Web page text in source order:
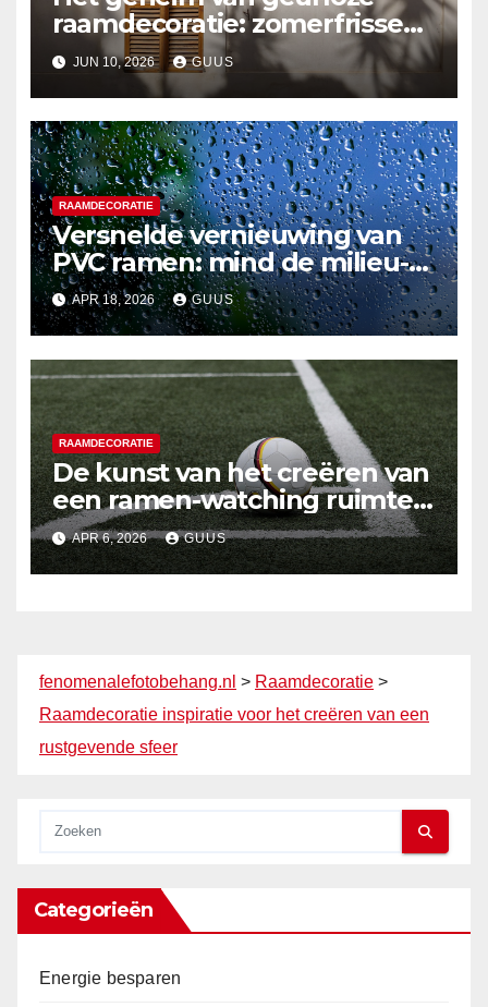
raamdecoratie: zomerfrisse
oplossingen
JUN 10, 2026 GUUS
RAAMDECORATIE
Versnelde vernieuwing van
PVC ramen: mind de milieu-
en stilletips
APR 18, 2026 GUUS
RAAMDECORATIE
De kunst van het creëren van
een ramen-watching ruimte:
een nieuwe trend
APR 6, 2026 GUUS
fenomenalefotobehang.nl > Raamdecoratie >
Raamdecoratie inspiratie voor het creëren van een
rustgevende sfeer
Categorieën
Energie besparen